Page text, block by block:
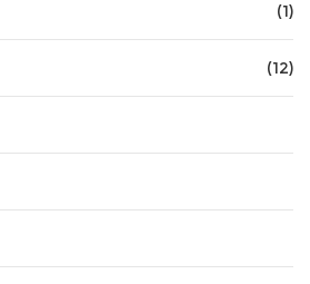
(1)
(12)